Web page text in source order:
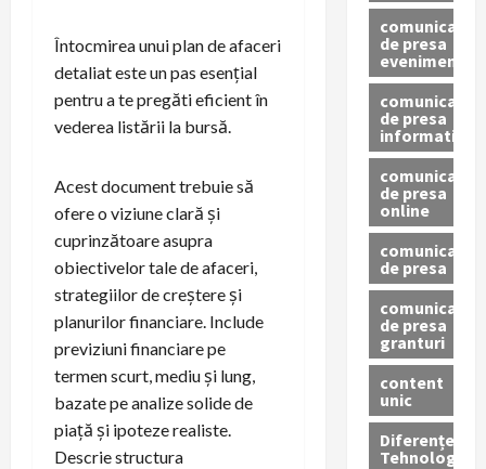
Întocmirea unui plan de afaceri
detaliat este un pas esențial
pentru a te pregăti eficient în
vederea listării la bursă.
Acest document trebuie să
ofere o viziune clară și
cuprinzătoare asupra
obiectivelor tale de afaceri,
strategiilor de creștere și
planurilor financiare. Include
previziuni financiare pe
termen scurt, mediu și lung,
bazate pe analize solide de
piață și ipoteze realiste.
Descrie structura
comunicat
de presa
eveniment
comunicat
de presa
informativ
comunicat
de presa
online
comunicate
de presa
comunicate
de presa
granturi
content
unic
Diferențe
Tehnologice